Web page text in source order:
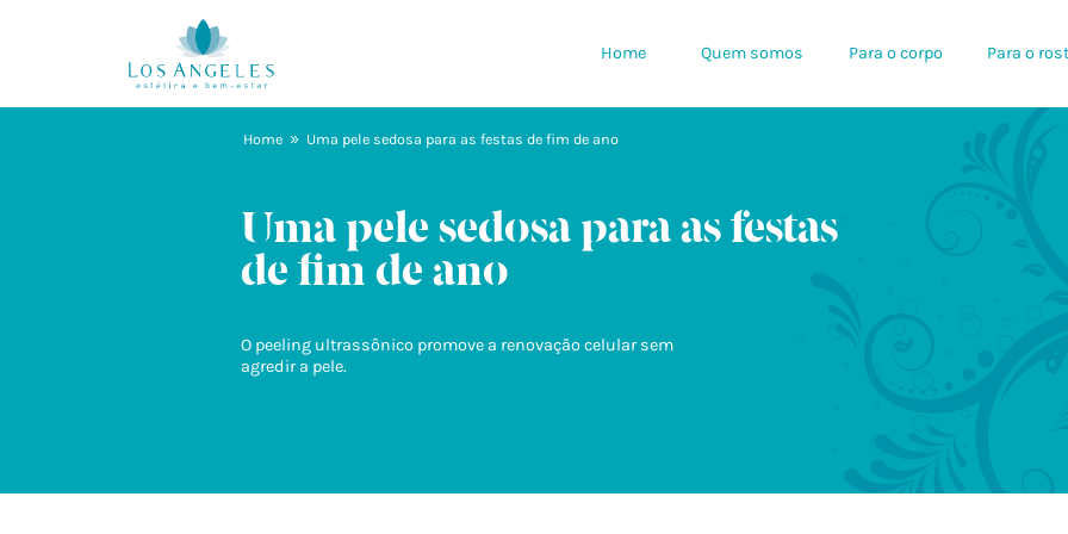
Home Quem somos Para o corpo Para o
Home » Uma pele sedosa para as festas de fim de ano
Uma pele sedosa para as festas
de fim de ano
O peeling ultrassônico promove a renovação celular sem
agredir a pele.